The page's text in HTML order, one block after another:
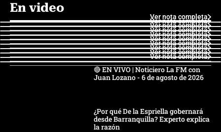
En video
Ver nota completa
Ver nota completa
Ver nota completa
Ver nota completa
Ver nota completa
Ver nota completa
Ver nota completa
Ver nota completa
Ver nota completa
Ver nota completa
🔴 EN VIVO | Noticiero La FM con
Juan Lozano - 6 de agosto de 2026
¿Por qué De la Espriella gobernará
desde Barranquilla? Experto explica
la razón